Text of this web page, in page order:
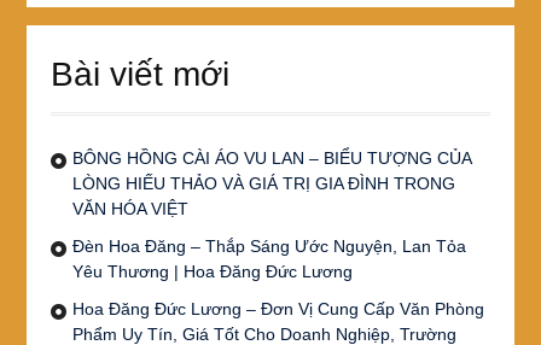
Bài viết mới
BÔNG HỒNG CÀI ÁO VU LAN – BIỂU TƯỢNG CỦA
LÒNG HIẾU THẢO VÀ GIÁ TRỊ GIA ĐÌNH TRONG
VĂN HÓA VIỆT
Đèn Hoa Đăng – Thắp Sáng Ước Nguyện, Lan Tỏa
Yêu Thương | Hoa Đăng Đức Lương
Hoa Đăng Đức Lương – Đơn Vị Cung Cấp Văn Phòng
Phẩm Uy Tín, Giá Tốt Cho Doanh Nghiệp, Trường